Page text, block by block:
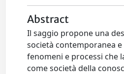
Abstract
Il saggio propone una
società contemporanea
fenomeni e processi che
come società della